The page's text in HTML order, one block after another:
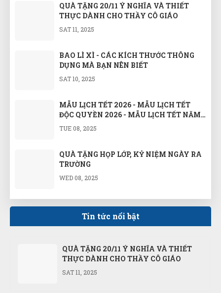
này, biết đâu đấy, sẽ có thể giúp giải quyết bài toán
QUÀ TẶNG 20/11 Ý NGHĨA VÀ THIẾT
THỰC DÀNH CHO THẦY CÔ GIÁO
SAT 11, 2025
BAO LÌ XÌ - CÁC KÍCH THƯỚC THÔNG
DỤNG MÀ BẠN NÊN BIẾT
SAT 10, 2025
MẪU LỊCH TẾT 2026 - MẪU LỊCH TẾT
ĐỘC QUYỀN 2026 - MẪU LỊCH TẾT NĂM
BÍNH NGỌ 2026
TUE 08, 2025
QUÀ TẶNG HỌP LỚP, KỶ NIỆM NGÀY RA
TRƯỜNG
WED 08, 2025
NHÂN DỊP KỶ NIỆM 80 NĂM QUỐC
KHÁNH 2/9 VÀ CÁCH MẠNG THÁNG
WED 08, 2025
Tin tức nổi bật
QUÀ TẶNG 20/11 Ý NGHĨA VÀ THIẾT
THỰC DÀNH CHO THẦY CÔ GIÁO
SAT 11, 2025